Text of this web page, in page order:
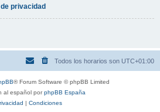
privacidad
Todos los horarios son UTC+01:00
® Forum Software © phpBB Limited
al español porphpBB España
| Condiciones